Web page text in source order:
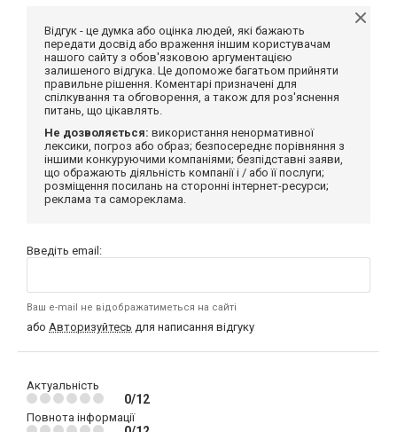
Відгук - це думка або оцінка людей, які бажають
передати досвід або враження іншим користувачам
нашого сайту з обов'язковою аргументацією
залишеного відгука. Це допоможе багатьом прийняти
правильне рішення. Коментарі призначені для
спілкування та обговорення, а також для роз'яснення
питань, що цікавлять.
Не дозволяється: використання ненормативної
лексики, погроз або образ; безпосереднє порівняння з
іншими конкуруючими компаніями; безпідставні заяви,
що ображають діяльність компанії і / або її послуги;
розміщення посилань на сторонні інтернет-ресурси;
реклама та самореклама.
Введіть email:
Ваш e-mail не відображатиметься на сайті
або Авторизуйтесь для написання відгуку
Актуальність
0/12
Повнота інформації